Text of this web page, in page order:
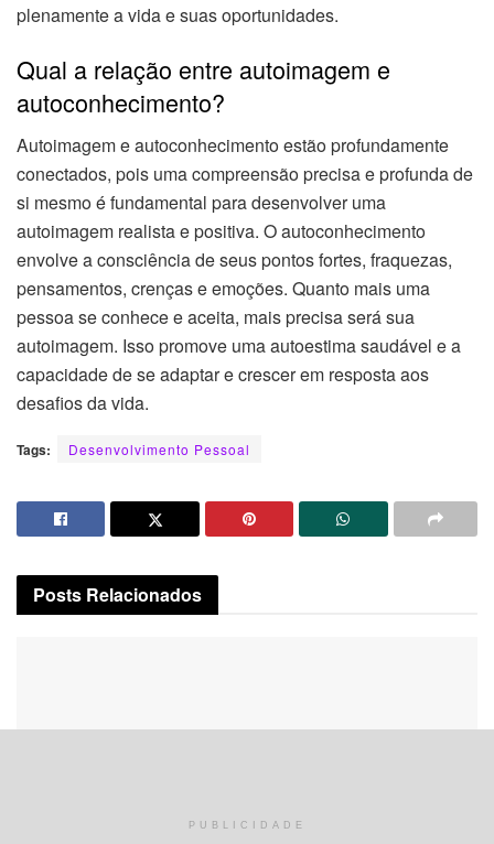
plenamente a vida e suas oportunidades.
Qual a relação entre autoimagem e
autoconhecimento?
Autoimagem e autoconhecimento estão profundamente
conectados, pois uma compreensão precisa e profunda de
si mesmo é fundamental para desenvolver uma
autoimagem realista e positiva. O autoconhecimento
envolve a consciência de seus pontos fortes, fraquezas,
pensamentos, crenças e emoções. Quanto mais uma
pessoa se conhece e aceita, mais precisa será sua
autoimagem. Isso promove uma autoestima saudável e a
capacidade de se adaptar e crescer em resposta aos
desafios da vida.
Tags: Desenvolvimento Pessoal
Posts Relacionados
PUBLICIDADE